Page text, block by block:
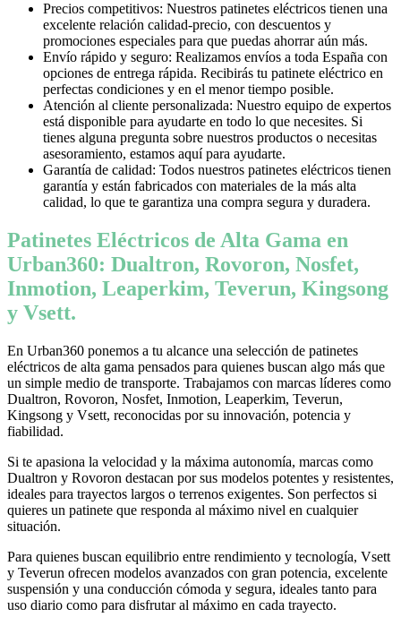
Precios competitivos: Nuestros patinetes eléctricos tienen una
excelente relación calidad-precio, con descuentos y
promociones especiales para que puedas ahorrar aún más.
Envío rápido y seguro: Realizamos envíos a toda España con
opciones de entrega rápida. Recibirás tu patinete eléctrico en
perfectas condiciones y en el menor tiempo posible.
Atención al cliente personalizada: Nuestro equipo de expertos
está disponible para ayudarte en todo lo que necesites. Si
tienes alguna pregunta sobre nuestros productos o necesitas
asesoramiento, estamos aquí para ayudarte.
Garantía de calidad: Todos nuestros patinetes eléctricos tienen
garantía y están fabricados con materiales de la más alta
calidad, lo que te garantiza una compra segura y duradera.
Patinetes Eléctricos de Alta Gama en
Urban360: Dualtron, Rovoron, Nosfet,
Inmotion, Leaperkim, Teverun, Kingsong
y Vsett.
En Urban360 ponemos a tu alcance una selección de patinetes
eléctricos de alta gama pensados para quienes buscan algo más que
un simple medio de transporte. Trabajamos con marcas líderes como
Dualtron, Rovoron, Nosfet, Inmotion, Leaperkim, Teverun,
Kingsong y Vsett, reconocidas por su innovación, potencia y
fiabilidad.
Si te apasiona la velocidad y la máxima autonomía, marcas como
Dualtron y Rovoron destacan por sus modelos potentes y resistentes,
ideales para trayectos largos o terrenos exigentes. Son perfectos si
quieres un patinete que responda al máximo nivel en cualquier
situación.
Para quienes buscan equilibrio entre rendimiento y tecnología, Vsett
y Teverun ofrecen modelos avanzados con gran potencia, excelente
suspensión y una conducción cómoda y segura, ideales tanto para
uso diario como para disfrutar al máximo en cada trayecto.